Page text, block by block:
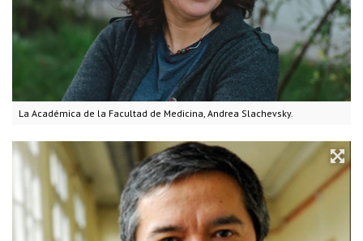
La Académica de la Facultad de Medicina, Andrea Slachevsky.